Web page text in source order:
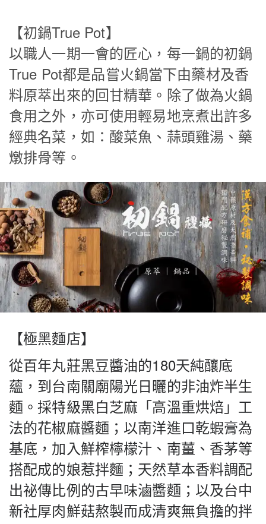
【初鍋True Pot】
以職人一期一會的匠心，每一鍋的初鍋
True Pot都是品嘗火鍋當下由藥材及香
料原萃出來的回甘精華。除了做為火鍋
食用之外，亦可使用輕易地烹煮出許多
經典名菜，如：酸菜魚、蒜頭雞湯、藥
燉排骨等。
【極黑麵店】
從百年丸莊黑豆醬油的180天純釀底
蘊，到台南關廟陽光日曬的非油炸半生
麵。採特級黑白芝麻「高溫重烘焙」工
法的花椒麻醬麵；以南洋進口乾蝦膏為
基底，加入鮮榨檸檬汁、南薑、香茅等
搭配成的娘惹拌麵；天然草本香料調配
出祕傳比例的古早味滷醬麵；以及台中
新社厚肉鮮菇熬製而成清爽無負擔的拌